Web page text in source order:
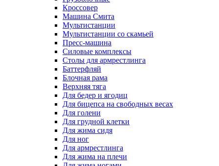
Кроссовер
Машина Смита
Мультистанции
Мультистанции со скамьей
Пресс-машина
Силовые комплексы
Столы для армрестлинга
Баттерфляй
Блочная рама
Верхняя тяга
Для бедер и ягодиц
Для бицепса на свободных весах
Для голени
Для грудной клетки
Для жима сидя
Для ног
Для армрестлинга
Для жима на плечи